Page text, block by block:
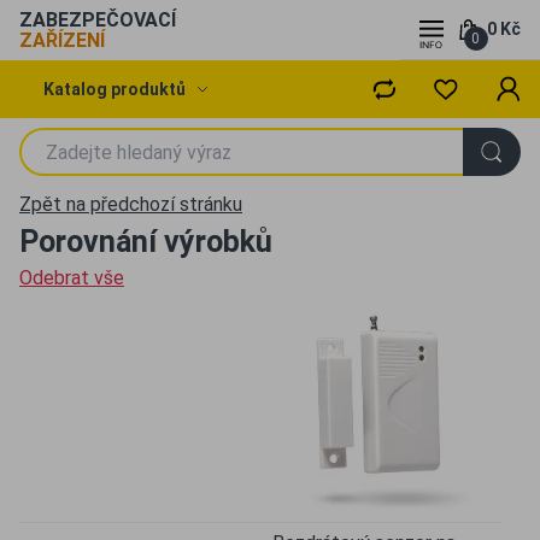
0 Kč
0
ZABEZPEČOVACÍ
ZAŘÍZENÍ
Katalog produktů
Zpět na předchozí stránku
Porovnání výrobků
Odebrat vše